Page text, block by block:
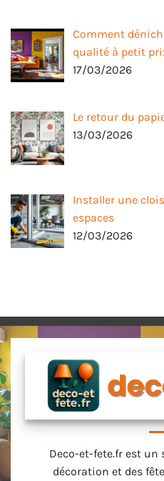
Comment
qualité à petit
17/03/2026
Le retour du
13/03/2026
Installer une
espaces
12/03/2026
Deco-et-fete.fr est un
décoration et des